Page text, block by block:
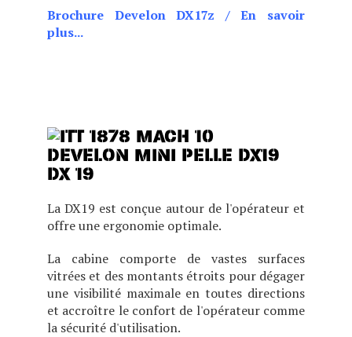
Brochure Develon DX17z /En savoir
plus...
DX 19
La DX19 est conçue autour de l'opérateur et
offre une ergonomie optimale.
La cabine comporte de vastes surfaces
vitrées et des montants étroits pour dégager
une visibilité maximale en toutes directions
et accroître le confort de l'opérateur comme
la sécurité d'utilisation.